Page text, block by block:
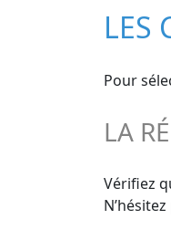
LES
Pour
LA
Vérifiez